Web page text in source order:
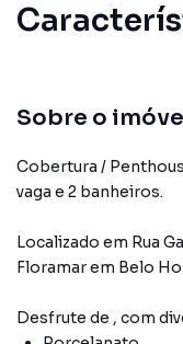
Armário
Armário
Sobre o
Cobertura /
vaga e 2 banheiros.
Localizado em Rua
Floramarem Belo
Desfrute de , com